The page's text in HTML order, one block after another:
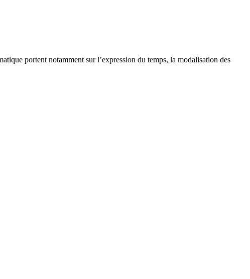
portent notamment sur l’expression du temps, la modalisation des